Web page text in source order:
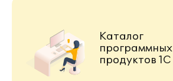
Каталог
программных
продуктов 1С